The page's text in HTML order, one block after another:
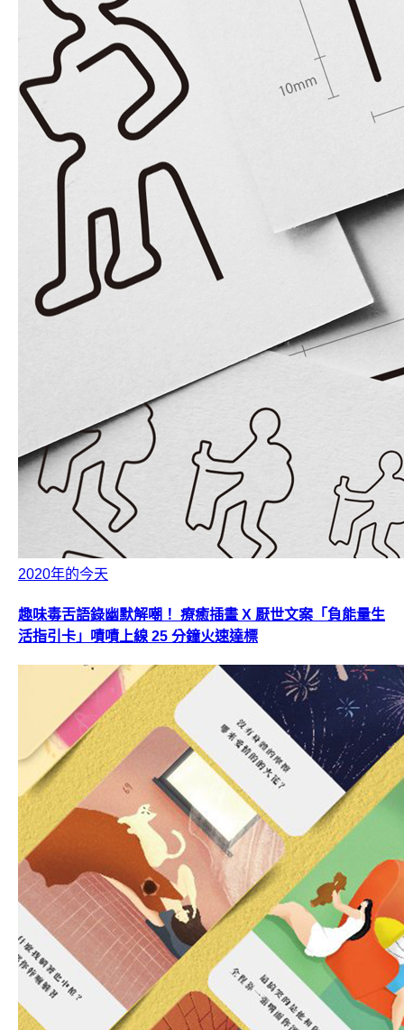
2020年的今天
趣味毒舌語錄幽默解嘲！ 療癒插畫 X 厭世文案「負能量生
活指引卡」嘖嘖上線 25 分鐘火速達標